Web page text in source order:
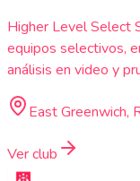
Higher Level Select
equipos selectivos,
análisis en video y
East Greenwich,
Ver club